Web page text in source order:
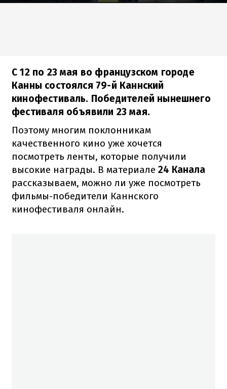
С 12 по 23 мая во французском городе
Канны состоялся 79-й Каннский
кинофестиваль. Победителей нынешнего
фестиваля объявили 23 мая.
Поэтому многим поклонникам
качественного кино уже хочется
посмотреть ленты, которые получили
высокие награды. В материале 24 Канала
рассказываем, можно ли уже посмотреть
фильмы-победители Каннского
кинофестиваля онлайн.